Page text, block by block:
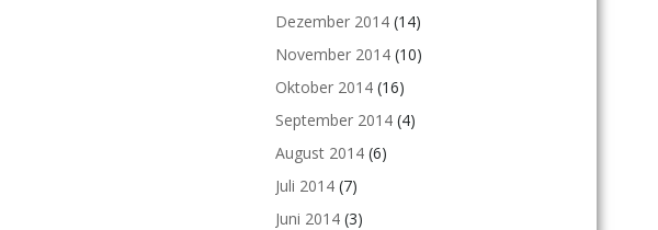
Dezember 2014 (14)
November 2014 (10)
Oktober 2014 (16)
September 2014 (4)
August 2014 (6)
Juli 2014 (7)
Juni 2014 (3)